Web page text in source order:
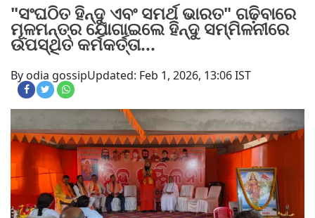
"ସଂଘଠିତ ହିନ୍ଦୁ ଏବଂ ସମର୍ଥ ଭାରତ" ଗଢ଼ିବାରେ
ମୂଳମନ୍ତ୍ର ଯୋଗାଇଲେ ହିନ୍ଦୁ ସମ୍ମିଳନୀରେ
ଉପସ୍ଥିତ କର୍ମକର୍ତ୍ତା...
By odia gossipUpdated: Feb 1, 2026, 13:06 IST